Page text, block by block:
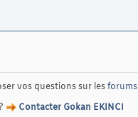
vos questions sur lesforums
Contacter Gokan EKINCI